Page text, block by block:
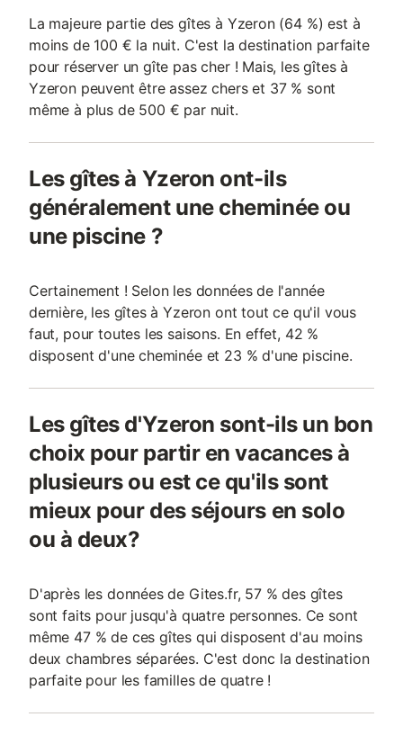
La majeure partie des gîtes à Yzeron (64 %) est à
moins de 100 € la nuit. C'est la destination parfaite
pour réserver un gîte pas cher ! Mais, les gîtes à
Yzeron peuvent être assez chers et 37 % sont
même à plus de 500 € par nuit.
Les gîtes à Yzeron ont-ils
généralement une cheminée ou
une piscine ?
Certainement ! Selon les données de l'année
dernière, les gîtes à Yzeron ont tout ce qu'il vous
faut, pour toutes les saisons. En effet, 42 %
disposent d'une cheminée et 23 % d'une piscine.
Les gîtes d'Yzeron sont-ils un bon
choix pour partir en vacances à
plusieurs ou est ce qu'ils sont
mieux pour des séjours en solo
ou à deux?
D'après les données de Gites.fr, 57 % des gîtes
sont faits pour jusqu'à quatre personnes. Ce sont
même 47 % de ces gîtes qui disposent d'au moins
deux chambres séparées. C'est donc la destination
parfaite pour les familles de quatre !